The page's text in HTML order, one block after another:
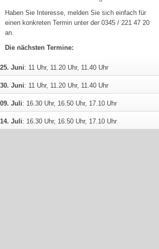
Haben Sie Interesse, melden Sie sich einfach für
einen konkreten Termin unter der 0345 / 221 47 20
an.
Die nächsten Termine:
25. Juni: 11 Uhr, 11.20 Uhr, 11.40 Uhr
30. Juni: 11 Uhr, 11.20 Uhr, 11.40 Uhr
09. Juli: 16.30 Uhr, 16.50 Uhr, 17.10 Uhr
14. Juli: 16.30 Uhr, 16.50 Uhr, 17.10 Uhr